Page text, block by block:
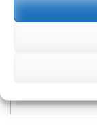
Фолксваген